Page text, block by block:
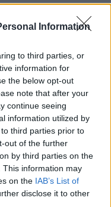
Information
to third parties, or
information for
the below opt-out
note that after your
continue seeing
information utilized by
third parties prior to
out of the further
by third parties on the
This information may
on the IAB’s List of
disclose it to other